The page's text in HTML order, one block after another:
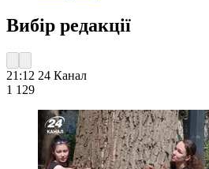
Вибір редакції
21:12 24 Канал
1 129